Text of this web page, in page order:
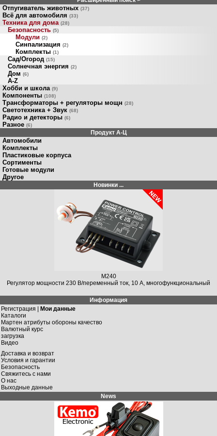
Отпугиватель животных (37)
Всё для автомобиля (33)
Техника для дома (28)
Безопасность (5)
Модули (2)
Синпализация (2)
Комплекты (1)
Сад/Огород (15)
Солнечная энергия (2)
Дом (6)
A-Z
Хобби и школа (9)
Компоненты (108)
Трансформаторы + регуляторы мощн (28)
Светотехника + Звук (68)
Радио и детекторы (6)
Разное (6)
Продукт A-Ц
Автомобили
Комплекты
Пластиковые корпуса
Сортименты
Готовые модули
Другое
Новинки ...
M240
Регулятор мощности 230 В/переменный ток, 10 A, многофункциональный
Информация
Регистрация | Мои данные
Каталоги
Мартен атрибуты обороны качество
Валютный курс
загрузка
Видео
Доставка и возврат
Условия и гарантии
Безопасность
Свяжитесь с нами
О нас
Выходные данные
News